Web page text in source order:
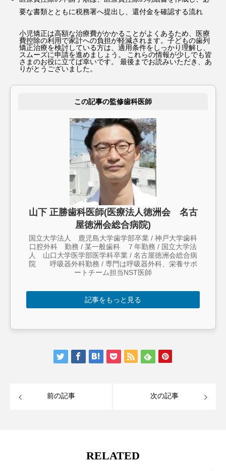
要な書類とともに税務署へ提出し、還付金を確認する流れ
小児矯正は高額な治療費がかかることがよくあるため、医療
費控除の利用で家計への負担が軽減されます。子どもの歯列
矯正治療を検討している方は、適用条件をしっかり理解し、
スムーズに申請を進めましょう。 これらの情報が少しでも皆
さまのお役に立てば幸いです。 最後までお読みいただき、あ
りがとうございました。
この記事の監修歯科医師
山下 正勝歯科医師(医療法人徳洲会 名古
屋徳洲会総合病院)
国立大学法人 鹿児島大学歯学部卒業 / 神戸大学歯科
口腔外科 勤務 / 某一般歯科 ７年勤務 / 国立大学法
人 山口大学医学部医学科卒業 / 名古屋徳洲会総合病
院 呼吸器外科勤務 / 専門は呼吸器外科、栄養サポ
ートチーム担当NST医師
記事をもっと見る
前の記事 次の記事
RELATED